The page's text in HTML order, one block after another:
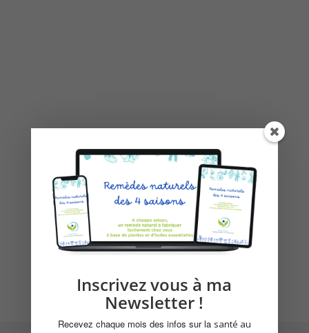
Inscrivez vous à ma
Newsletter !
Recevez chaque mois des infos sur la santé au